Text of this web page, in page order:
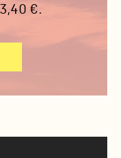
€.